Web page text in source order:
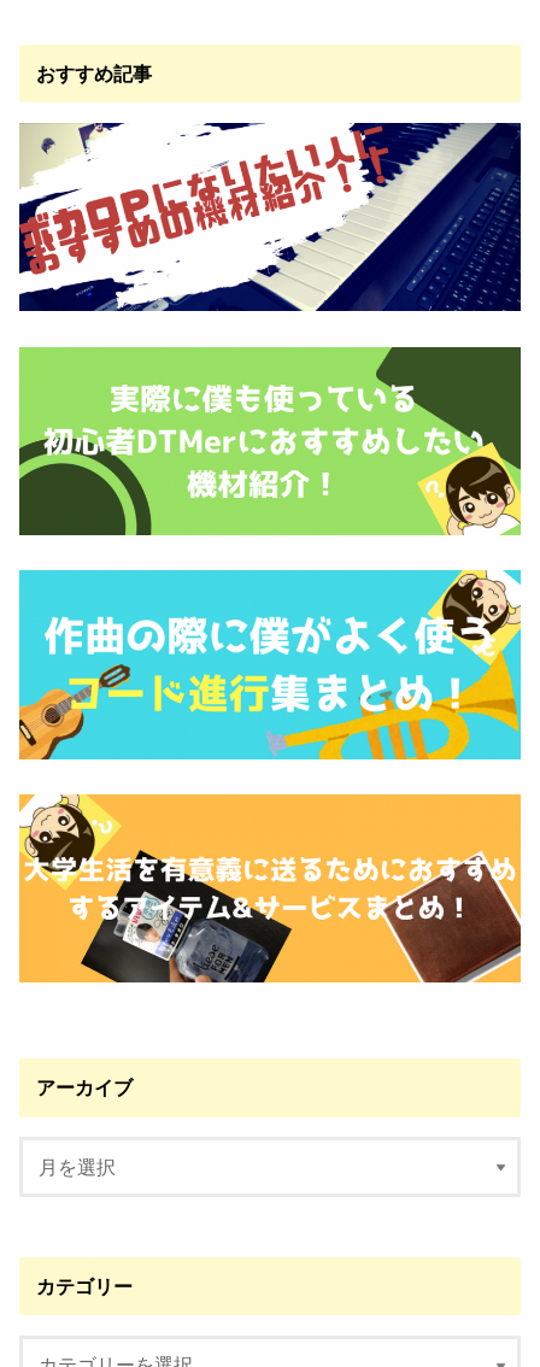
おすすめ記事
アーカイブ
カテゴリー